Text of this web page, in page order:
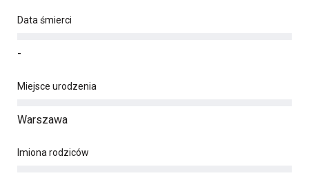
Data śmierci
-
Miejsce urodzenia
Warszawa
Imiona rodziców